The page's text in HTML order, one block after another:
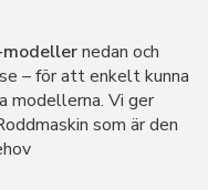
modellernedan och
– för att enkelt kunna
modellerna. Vi ger
som är den